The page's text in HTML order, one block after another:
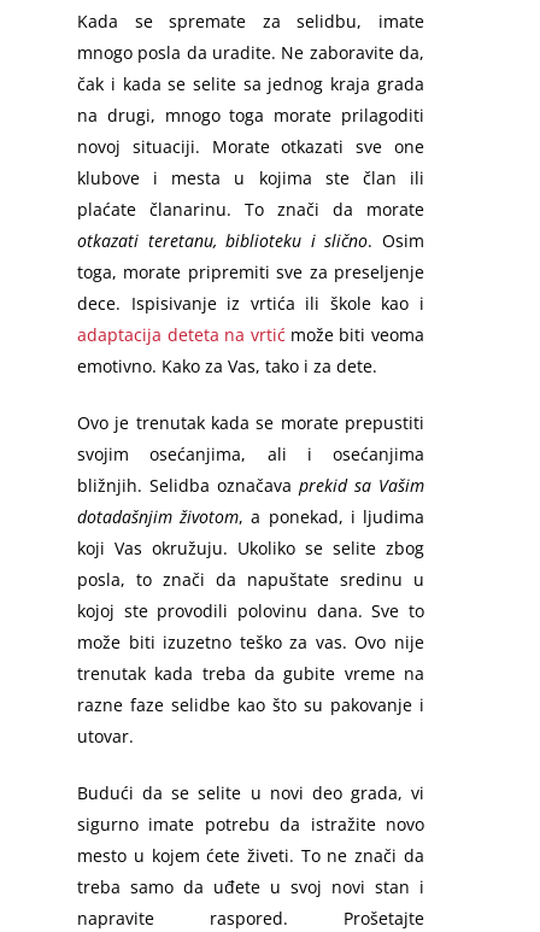
Kada se spremate za selidbu, imate
mnogo posla da uradite. Ne zaboravite da,
čak i kada se selite sa jednog kraja grada
na drugi, mnogo toga morate prilagoditi
novoj situaciji. Morate otkazati sve one
klubove i mesta u kojima ste član ili
plaćate članarinu. To znači da morate
otkazati teretanu, biblioteku i slično. Osim
toga, morate pripremiti sve za preseljenje
dece. Ispisivanje iz vrtića ili škole kao i
adaptacija deteta na vrtić može biti veoma
emotivno. Kako za Vas, tako i za dete.
Ovo je trenutak kada se morate prepustiti
svojim osećanjima, ali i osećanjima
bližnjih. Selidba označava prekid sa Vašim
dotadašnjim životom, a ponekad, i ljudima
koji Vas okružuju. Ukoliko se selite zbog
posla, to znači da napuštate sredinu u
kojoj ste provodili polovinu dana. Sve to
može biti izuzetno teško za vas. Ovo nije
trenutak kada treba da gubite vreme na
razne faze selidbe kao što su pakovanje i
utovar.
Budući da se selite u novi deo grada, vi
sigurno imate potrebu da istražite novo
mesto u kojem ćete živeti. To ne znači da
treba samo da uđete u svoj novi stan i
napravite raspored. Prošetajte
Početna
Selidbe u Beogradu
Stari grad
Zvezdara
Zemun
Selidbe Cena
Usluge
Selidbe Sa Radnicima
Selidbe Stanova
Prevoz Robe